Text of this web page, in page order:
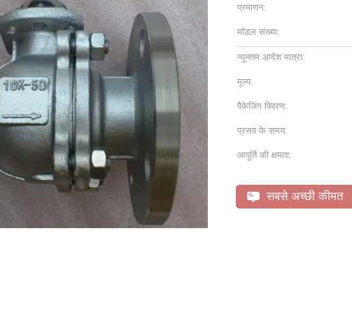
प्रमाणन:
मॉडल संख्या:
न्यूनतम आदेश मात्रा:
मूल्य:
पैकेजिंग विवरण:
प्रसव के समय:
आपूर्ति की क्षमता:
सबसे अच्छी कीमत